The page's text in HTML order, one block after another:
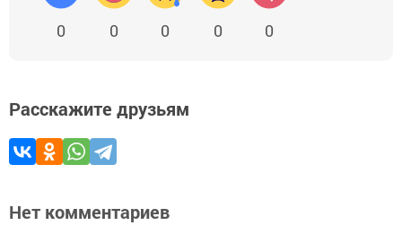
0 0 0 0 0
Расскажите друзьям
Нет комментариев